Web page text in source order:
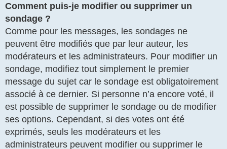
Comment puis-je modifier ou supprimer un
sondage ?
Comme pour les messages, les sondages ne
peuvent être modifiés que par leur auteur, les
modérateurs et les administrateurs. Pour modifier un
sondage, modifiez tout simplement le premier
message du sujet car le sondage est obligatoirement
associé à ce dernier. Si personne n’a encore voté, il
est possible de supprimer le sondage ou de modifier
ses options. Cependant, si des votes ont été
exprimés, seuls les modérateurs et les
administrateurs peuvent modifier ou supprimer le